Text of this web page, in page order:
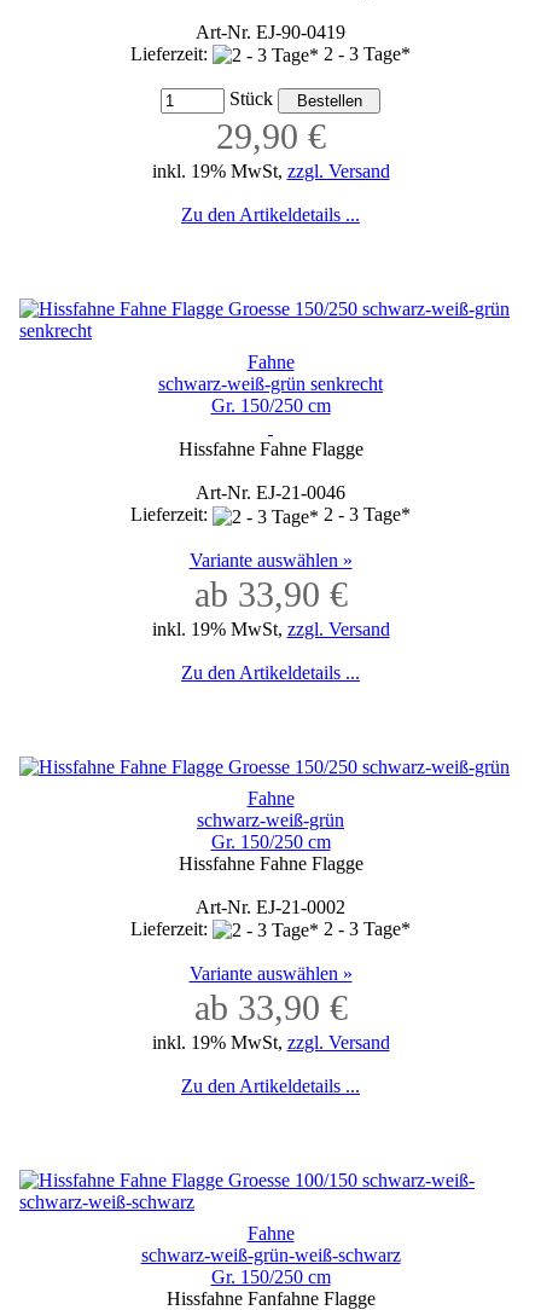
Art-Nr. EJ-90-0419
Lieferzeit:
2 - 3 Tage*
Stück
29,90 €
inkl. 19% MwSt, zzgl. Versand
Zu den Artikeldetails ...
Fahne
schwarz-weiß-grün senkrecht
Gr. 150/250 cm
Hissfahne Fahne Flagge
Art-Nr. EJ-21-0046
Lieferzeit:
2 - 3 Tage*
Variante auswählen »
ab 33,90 €
inkl. 19% MwSt, zzgl. Versand
Zu den Artikeldetails ...
Fahne
schwarz-weiß-grün
Gr. 150/250 cm
Hissfahne Fahne Flagge
Art-Nr. EJ-21-0002
Lieferzeit:
2 - 3 Tage*
Variante auswählen »
ab 33,90 €
inkl. 19% MwSt, zzgl. Versand
Zu den Artikeldetails ...
Fahne
schwarz-weiß-grün-weiß-schwarz
Gr. 150/250 cm
Hissfahne Fanfahne Flagge